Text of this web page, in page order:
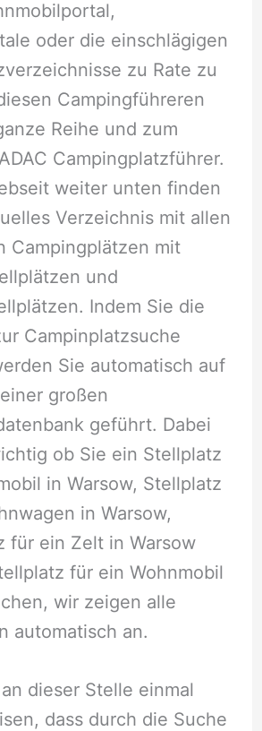
oder die einschlägigen
zu Rate zu
Campingführeren
Reihe und zum
Campingplatzführer.
weiter unten finden
Verzeichnis mit allen
Campingplätzen mit
und
Indem Sie die
Campinplatzsuche
Sie automatisch auf
großen
geführt. Dabei
ob Sie ein Stellplatz
in Warsow, Stellplatz
in Warsow,
für ein Zelt in Warsow
für ein Wohnmobil
wir zeigen alle
automatisch an.
dieser Stelle einmal
dass durch die Suche